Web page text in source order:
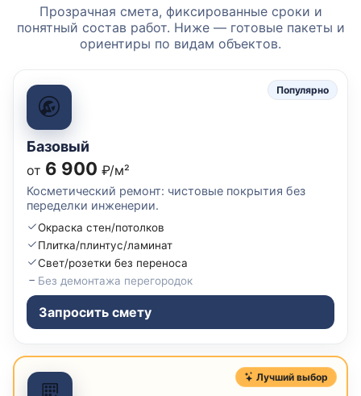
Прозрачная смета, фиксированные сроки и
понятный состав работ. Ниже — готовые пакеты и
ориентиры по видам объектов.
Популярно
Базовый
от 6 900 ₽/м²
Косметический ремонт: чистовые покрытия без
переделки инженерии.
Окраска стен/потолков
Плитка/плинтус/ламинат
Свет/розетки без переноса
Без демонтажа перегородок
Запросить смету
Лучший выбор